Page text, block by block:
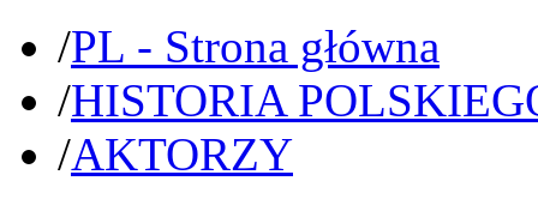
/PL - Strona główna
/HISTORIA
/AKTORZY